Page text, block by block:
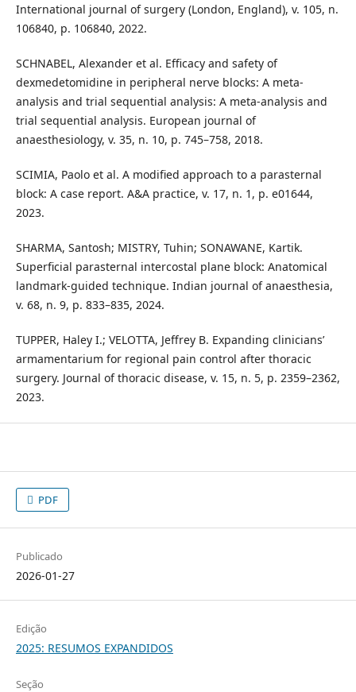
International journal of surgery (London, England), v. 105, n.
106840, p. 106840, 2022.
SCHNABEL, Alexander et al. Efficacy and safety of
dexmedetomidine in peripheral nerve blocks: A meta-
analysis and trial sequential analysis: A meta-analysis and
trial sequential analysis. European journal of
anaesthesiology, v. 35, n. 10, p. 745–758, 2018.
SCIMIA, Paolo et al. A modified approach to a parasternal
block: A case report. A&A practice, v. 17, n. 1, p. e01644,
2023.
SHARMA, Santosh; MISTRY, Tuhin; SONAWANE, Kartik.
Superficial parasternal intercostal plane block: Anatomical
landmark-guided technique. Indian journal of anaesthesia,
v. 68, n. 9, p. 833–835, 2024.
TUPPER, Haley I.; VELOTTA, Jeffrey B. Expanding clinicians’
armamentarium for regional pain control after thoracic
surgery. Journal of thoracic disease, v. 15, n. 5, p. 2359–2362,
2023.
PDF
Publicado
2026-01-27
Edição
2025: RESUMOS EXPANDIDOS
Seção